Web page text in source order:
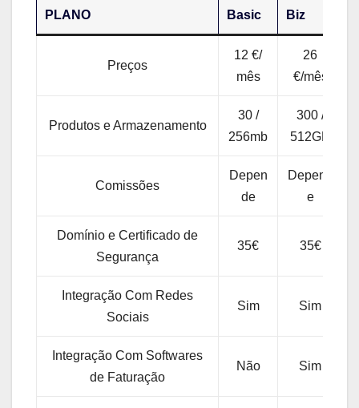
PLANO Basic Biz
Preços
12 €/
mês
26
€/mês
Produtos e Armazenamento
30 /
256mb
300 /
512GB
Comissões
Depen
de
Depend
e
Domínio e Certificado de
Segurança
35€ 35€
Integração Com Redes
Sociais
Sim Sim
Integração Com Softwares
de Faturação
Não Sim